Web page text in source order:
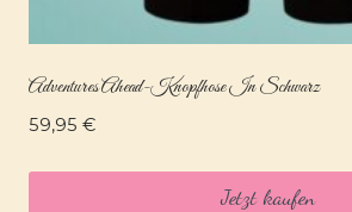
Adventures Ahead-Knopfhose In Schwarz
59,95 €
Jetzt kaufen